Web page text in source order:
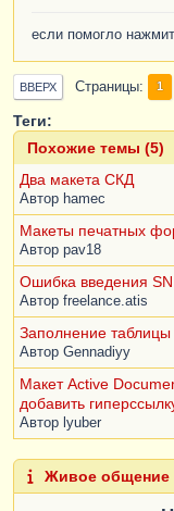
если помогло
ВВЕРХ Страницы 1
Теги:
Похожие темы (5)
Два макета СКД
Автор hamec
Макеты печатных
Автор pav18
Ошибка введения
Автор freelance.atis
Заполнение
Автор Gennadiyy
Макет Active
добавить
Автор lyuber
Живое общение